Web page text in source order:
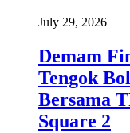
July 29, 2026
Demam
Tengok
Bersama
Square 2